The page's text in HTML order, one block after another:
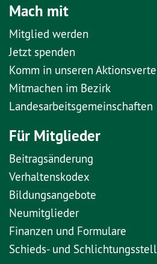
Mach mit
Mitglied werden
Jetzt spenden
Komm in unseren
Mitmachen im Bezirk
Landesarbeitsgemeinschaften
Für Mitglieder
Beitragsänderung
Verhaltenskodex
Bildungsangebote
Neumitglieder
Finanzen und Formulare
Schieds- und